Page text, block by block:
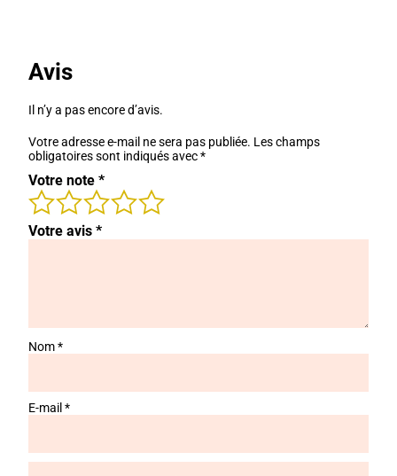
Avis
Il n’y a pas encore d’avis.
Votre adresse e-mail ne sera pas publiée. Les champs
obligatoires sont indiqués avec*
Votre note *
Votre avis *
Nom*
E-mail *